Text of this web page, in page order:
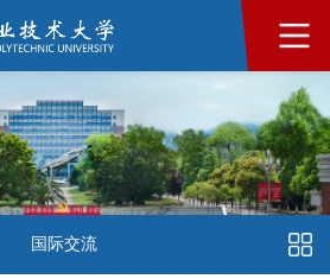
国际交流